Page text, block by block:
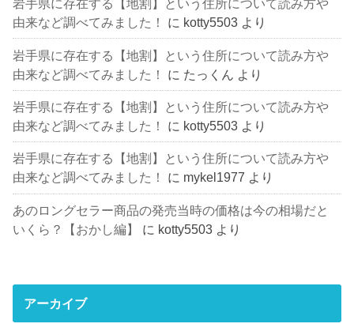
岩手県に存在する【地割】という住所について読み方や
由来など調べてみました！
に kotty5503 より
岩手県に存在する【地割】という住所について読み方や
由来など調べてみました！
に たっくん より
岩手県に存在する【地割】という住所について読み方や
由来など調べてみました！
に kotty5503 より
岩手県に存在する【地割】という住所について読み方や
由来など調べてみました！
に mykel1977 より
あのロングセラー商品の発売当時の価格は今の相場だと
いくら？【おかし編】
に kotty5503 より
アーカイブ